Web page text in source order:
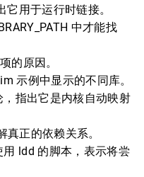
它用于运行时链接。
中才能找
的原因。
示例中显示的不同库。
指出它是内核自动映射
正的依赖关系。
ldd 的脚本，表示将尝